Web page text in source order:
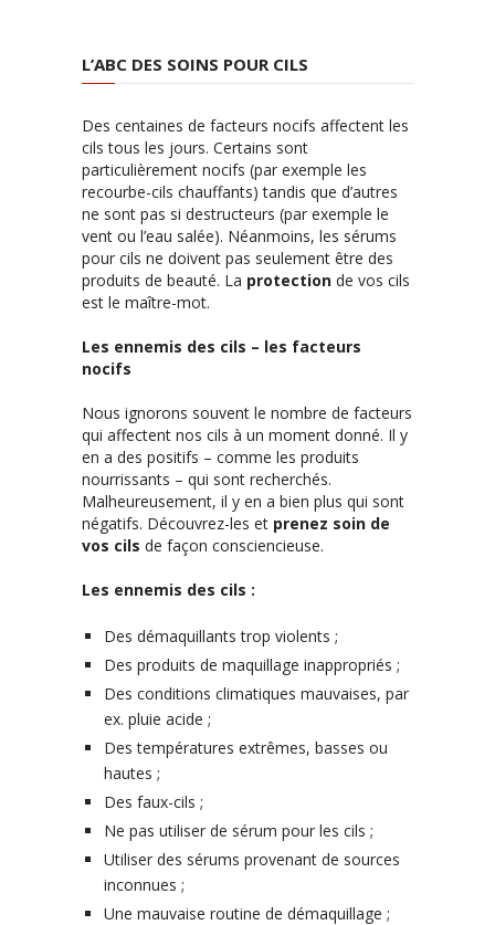
L’ABC DES SOINS POUR CILS
Des centaines de facteurs nocifs affectent les
cils tous les jours. Certains sont
particulièrement nocifs (par exemple les
recourbe-cils chauffants) tandis que d’autres
ne sont pas si destructeurs (par exemple le
vent ou l’eau salée). Néanmoins, les sérums
pour cils ne doivent pas seulement être des
produits de beauté. La protectionde vos cils
est le maître-mot.
Les ennemis des cils – les facteurs
nocifs
Nous ignorons souvent le nombre de facteurs
qui affectent nos cils à un moment donné. Il y
en a des positifs – comme les produits
nourrissants – qui sont recherchés.
Malheureusement, il y en a bien plus qui sont
négatifs. Découvrez-les et prenez soin de
vos cils de façon consciencieuse.
Les ennemis des cils :
Des démaquillants trop violents ;
Des produits de maquillage inappropriés ;
Des conditions climatiques mauvaises, par
ex. pluie acide ;
Des températures extrêmes, basses ou
hautes ;
Des faux-cils ;
Ne pas utiliser de sérum pour les cils ;
Utiliser des sérums provenant de sources
inconnues ;
Une mauvaise routine de démaquillage ;